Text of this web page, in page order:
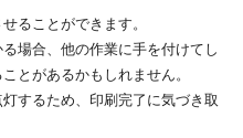
ることができます。
場合、他の作業に手を付けてし
とがあるかもしれません。
するため、印刷完了に気づき取